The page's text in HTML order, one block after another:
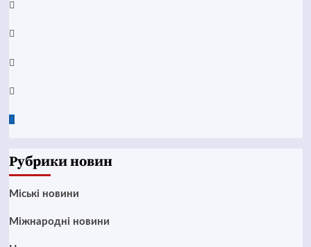
YouTube
Telegram
Instagram
Twitter
Google
Рубрики новин
Mіські новини
Міжнародні новини